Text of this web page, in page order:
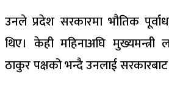
उनले प्रदेश सरकारमा भौतिक
थिए। केही महिनाअघि मुख्यमन्त्री
ठाकुर पक्षको भन्दै उनलाई